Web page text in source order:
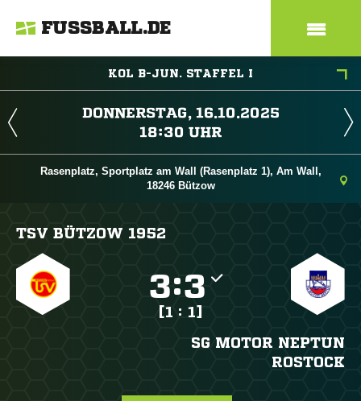
FUSSBALL.DE
KOL B-JUN. STAFFEL I
 
 
Rasenplatz, Sportplatz am Wall (Rasenplatz 1), Am Wall,
18246 Bützow
TSV BÜTZOW 1952
:
[1 : 1]
SG MOTOR NEPTUN
ROSTOCK